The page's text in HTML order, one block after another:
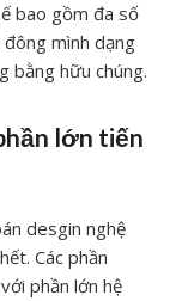
bao gồm đa số
mình dạng
bằng hữu chúng.
lớn tiến
desgin nghệ
Các phần
phần lớn hệ